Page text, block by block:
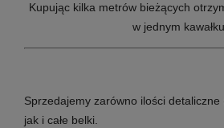
Kupując kilka metrów bieżących
w jednym
Sprzedajemy zarówno ilości
jak i całe belki.